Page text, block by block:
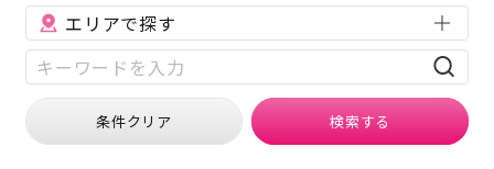
エリアで探す
条件クリア 検索する